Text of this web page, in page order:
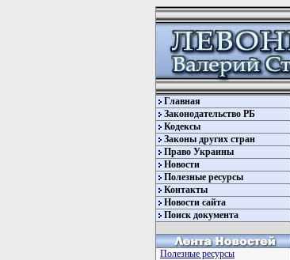
Главная
Законодательство РБ
Кодексы
Законы других стран
Право Украины
Новости
Полезные ресурсы
Контакты
Новости сайта
Поиск документа
Полезные ресурсы